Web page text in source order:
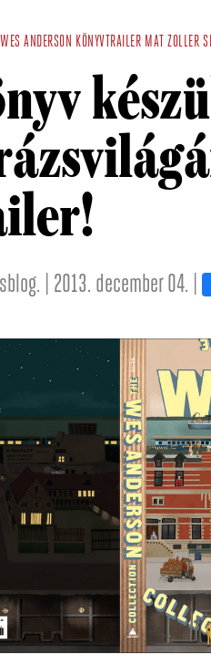
WES ANDERSON KÖNYVTRAILER MAT ZOLLER
| 2013. december 04. |